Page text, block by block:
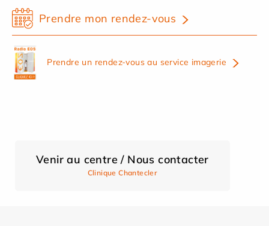
Prendre mon rendez-vous
Prendre un rendez-vous au service imagerie
Venir au centre / Nous contacter
Clinique Chantecler